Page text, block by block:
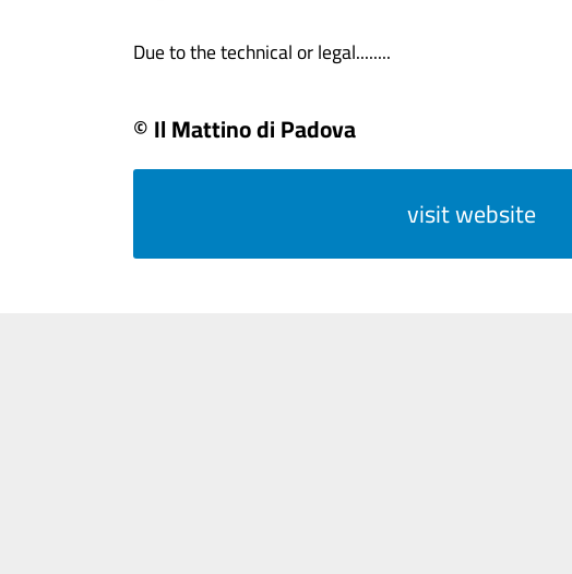
Due to the technical or legal........
© Il Mattino di Padova
visit website